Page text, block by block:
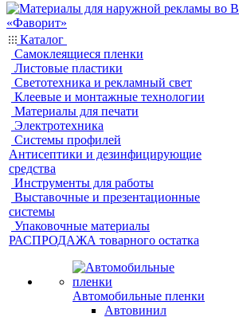
Каталог
Самоклеящиеся пленки
Листовые пластики
Светотехника и рекламный свет
Клеевые и монтажные технологии
Материалы для печати
Электротехника
Системы профилей
Антисептики и дезинфицирующие
средства
Инструменты для работы
Выставочные и презентационные
системы
Упаковочные материалы
РАСПРОДАЖА товарного остатка
Автомобильные пленки
Автовинил